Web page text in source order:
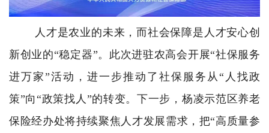
人才是农业的未来，而社会保障是人才安心创
新创业的“稳定器”。此次进驻农高会开展“社保服务
进万家”活动，进一步推动了社保服务从“人找政
策”向“政策找人”的转变。下一步，杨凌示范区养老
保险经办处将持续聚焦人才发展需求，把“高质量参